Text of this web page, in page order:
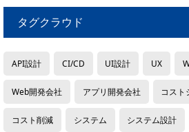
タグクラウド
API設計 CI/CD UI設計 UX
Web開発会社 アプリ開発会社 コスト
コスト削減 システム システム設計